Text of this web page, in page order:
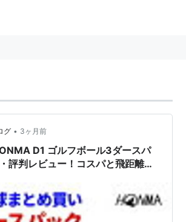
グ • 3ヶ月前
D1 ゴルフボール3ダースパ
評判レビュー！コスパと飛距離で